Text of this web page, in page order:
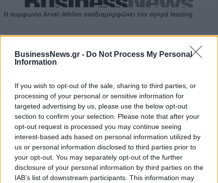
BusinessNews.gr - Do Not Process My Personal
Information
If you wish to opt-out of the sale, sharing to third parties, or
processing of your personal or sensitive information for
targeted advertising by us, please use the below opt-out
section to confirm your selection. Please note that after your
opt-out request is processed you may continue seeing
interest-based ads based on personal information utilized by
us or personal information disclosed to third parties prior to
your opt-out. You may separately opt-out of the further
disclosure of your personal information by third parties on the
IAB’s list of downstream participants. This information may
Η συμφωνία Arval-Athlon αναδιαμορφώνει την αγορά leasing
VW: Η δύσκολη εξίσωση της
αναδιάρθρωσης
Alpha Bank: Για πρώτη φορά το
Αρχαίο Θέατρο Επιδαύρου
ESG Report 2025: Πώς η ΑΒ Βασιλόπουλος μετατρέπει τη
βιωσιμότητα σε καθημερινή πράξη
Stoiximan: «Πού ήσουν;» στις μεγάλες στιγμές του Ολυμπιακού